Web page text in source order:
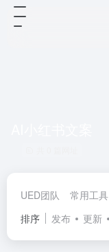
UED团队 常用工具
排序
发布 更新